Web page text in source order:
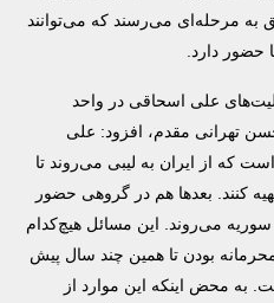
به مرحله‌ای می‌رسند که می‌توانند
دارد.
علی اسحاقی در واحد
تهرانی مقدم، افزود: علی
که از ایران به لیبی می‌روند تا
کنند. بعدها هم در گروهی حضور
سوریه می‌روند. این مسائل هیچ‌کدام
بودن تا همین چند سال پیش
به محض اینکه این موارد از